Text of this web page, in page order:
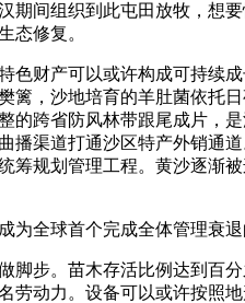
期间组织到此屯田放牧，想
态修复。
财产可以或许构成可持续成
篱，沙地培育的羊肚菌依
的跨省防风林带跟尾成片，
播渠道打通沙区特产外销通
筹规划管理工程。黄沙逐渐
全球首个完成全体管理衰退
步。苗木存活比例达到百分
劳动力。设备可以或许按照